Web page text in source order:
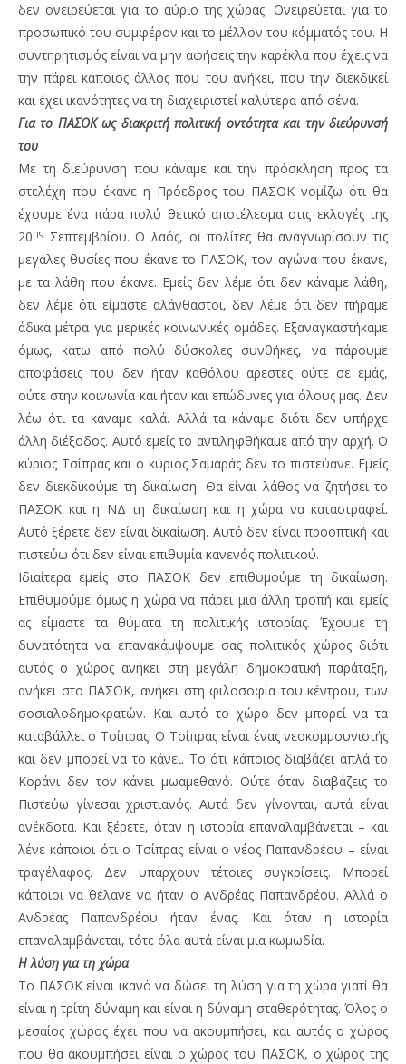
δεν ονειρεύεται για το αύριο της χώρας. Ονειρεύεται για το
προσωπικό του συμφέρον και το μέλλον του κόμματός του. Η
συντηρητισμός είναι να μην αφήσεις την καρέκλα που έχεις να
την πάρει κάποιος άλλος που του ανήκει, που την διεκδικεί
και έχει ικανότητες να τη διαχειριστεί καλύτερα από σένα.
Για το ΠΑΣΟΚ ως διακριτή πολιτική οντότητα και την διεύρυνσή
του
Με τη διεύρυνση που κάναμε και την πρόσκληση προς τα
στελέχη που έκανε η Πρόεδρος του ΠΑΣΟΚ νομίζω ότι θα
έχουμε ένα πάρα πολύ θετικό αποτέλεσμα στις εκλογές της
20ης
Σεπτεμβρίου. Ο λαός, οι πολίτες θα αναγνωρίσουν τις
μεγάλες θυσίες που έκανε το ΠΑΣΟΚ, τον αγώνα που έκανε,
με τα λάθη που έκανε. Εμείς δεν λέμε ότι δεν κάναμε λάθη,
δεν λέμε ότι είμαστε αλάνθαστοι, δεν λέμε ότι δεν πήραμε
άδικα μέτρα για μερικές κοινωνικές ομάδες. Εξαναγκαστήκαμε
όμως, κάτω από πολύ δύσκολες συνθήκες, να πάρουμε
αποφάσεις που δεν ήταν καθόλου αρεστές ούτε σε εμάς,
ούτε στην κοινωνία και ήταν και επώδυνες για όλους μας. Δεν
λέω ότι τα κάναμε καλά. Αλλά τα κάναμε διότι δεν υπήρχε
άλλη διέξοδος. Αυτό εμείς το αντιληφθήκαμε από την αρχή. Ο
κύριος Τσίπρας και ο κύριος Σαμαράς δεν το πιστεύανε. Εμείς
δεν διεκδικούμε τη δικαίωση. Θα είναι λάθος να ζητήσει το
ΠΑΣΟΚ και η ΝΔ τη δικαίωση και η χώρα να καταστραφεί.
Αυτό ξέρετε δεν είναι δικαίωση. Αυτό δεν είναι προοπτική και
πιστεύω ότι δεν είναι επιθυμία κανενός πολιτικού.
Ιδιαίτερα εμείς στο ΠΑΣΟΚ δεν επιθυμούμε τη δικαίωση.
Επιθυμούμε όμως η χώρα να πάρει μια άλλη τροπή και εμείς
ας είμαστε τα θύματα τη πολιτικής ιστορίας. Έχουμε τη
δυνατότητα να επανακάμψουμε σας πολιτικός χώρος διότι
αυτός ο χώρος ανήκει στη μεγάλη δημοκρατική παράταξη,
ανήκει στο ΠΑΣΟΚ, ανήκει στη φιλοσοφία του κέντρου, των
σοσιαλοδημοκρατών. Και αυτό το χώρο δεν μπορεί να τα
καταβάλλει ο Τσίπρας. Ο Τσίπρας είναι ένας νεοκομμουνιστής
και δεν μπορεί να το κάνει. Το ότι κάποιος διαβάζει απλά το
Κοράνι δεν τον κάνει μωαμεθανό. Ούτε όταν διαβάζεις το
Πιστεύω γίνεσαι χριστιανός. Αυτά δεν γίνονται, αυτά είναι
ανέκδοτα. Και ξέρετε, όταν η ιστορία επαναλαμβάνεται – και
λένε κάποιοι ότι ο Τσίπρας είναι ο νέος Παπανδρέου – είναι
τραγέλαφος. Δεν υπάρχουν τέτοιες συγκρίσεις. Μπορεί
κάποιοι να θέλανε να ήταν ο Ανδρέας Παπανδρέου. Αλλά ο
Ανδρέας Παπανδρέου ήταν ένας. Και όταν η ιστορία
επαναλαμβάνεται, τότε όλα αυτά είναι μια κωμωδία.
Η λύση για τη χώρα
Το ΠΑΣΟΚ είναι ικανό να δώσει τη λύση για τη χώρα γιατί θα
είναι η τρίτη δύναμη και είναι η δύναμη σταθερότητας. Όλος ο
μεσαίος χώρος έχει που να ακουμπήσει, και αυτός ο χώρος
που θα ακουμπήσει είναι ο χώρος του ΠΑΣΟΚ, ο χώρος της